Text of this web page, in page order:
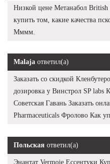
Низкой цене Метанабол
купить том, какие качества
Мммм.
Malaja ответил(а)
Заказать со скидкой
дозировка у Винстрол SP labs
Советская Гавань Заказать
Pharmaceuticals Фролово Как
Польская ответил(а)
Энантат Vermoje Ессентуки